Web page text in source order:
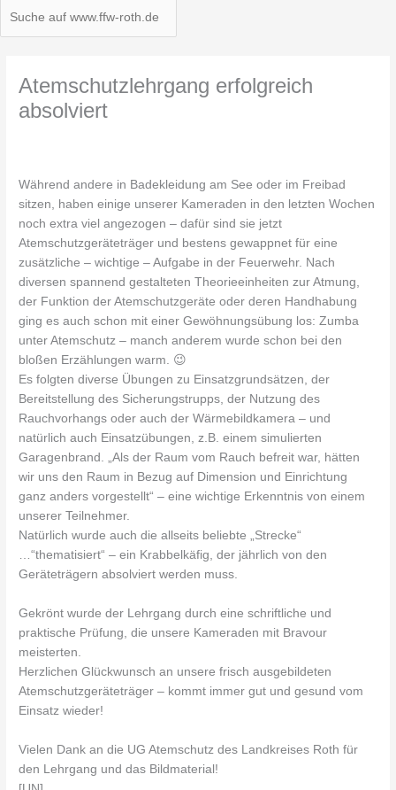
Atemschutzlehrgang erfolgreich
absolviert
Während andere in Badekleidung am See oder im Freibad
sitzen, haben einige unserer Kameraden in den letzten Wochen
noch extra viel angezogen – dafür sind sie jetzt
Atemschutzgeräteträger und bestens gewappnet für eine
zusätzliche – wichtige – Aufgabe in der Feuerwehr. Nach
diversen spannend gestalteten Theorieeinheiten zur Atmung,
der Funktion der Atemschutzgeräte oder deren Handhabung
ging es auch schon mit einer Gewöhnungsübung los: Zumba
unter Atemschutz – manch anderem wurde schon bei den
bloßen Erzählungen warm. 😉
Es folgten diverse Übungen zu Einsatzgrundsätzen, der
Bereitstellung des Sicherungstrupps, der Nutzung des
Rauchvorhangs oder auch der Wärmebildkamera – und
natürlich auch Einsatzübungen, z.B. einem simulierten
Garagenbrand. „Als der Raum vom Rauch befreit war, hätten
wir uns den Raum in Bezug auf Dimension und Einrichtung
ganz anders vorgestellt“ – eine wichtige Erkenntnis von einem
unserer Teilnehmer.
Natürlich wurde auch die allseits beliebte „Strecke“
…“thematisiert“ – ein Krabbelkäfig, der jährlich von den
Geräteträgern absolviert werden muss.
Gekrönt wurde der Lehrgang durch eine schriftliche und
praktische Prüfung, die unsere Kameraden mit Bravour
meisterten.
Herzlichen Glückwunsch an unsere frisch ausgebildeten
Atemschutzgeräteträger – kommt immer gut und gesund vom
Einsatz wieder!
Vielen Dank an die UG Atemschutz des Landkreises Roth für
den Lehrgang und das Bildmaterial!